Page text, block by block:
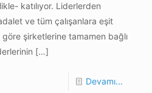
katılıyor. Liderlerden
ve tüm çalışanlara eşit
şirketlerine tamamen bağlı
[…]
Devamı...